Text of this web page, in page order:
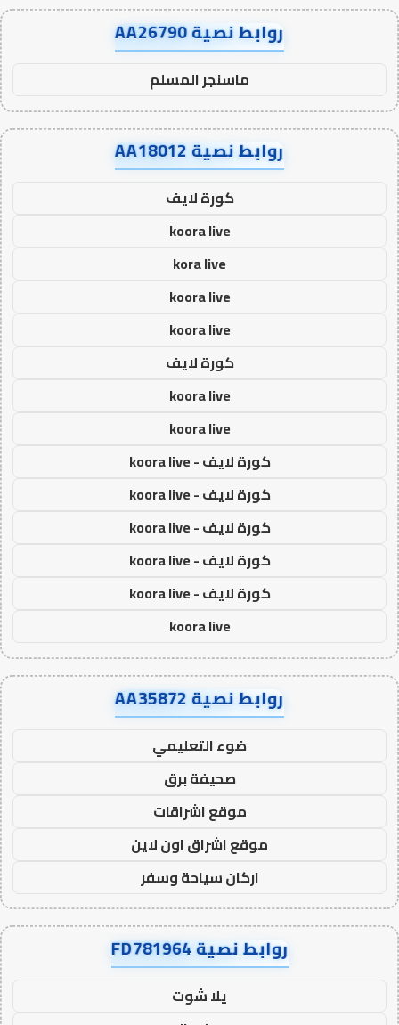
روابط نصية AA26790
ماسنجر المسلم
روابط نصية AA18012
كورة لايف
koora live
kora live
koora live
koora live
كورة لايف
koora live
koora live
كورة لايف - koora live
كورة لايف - koora live
كورة لايف - koora live
كورة لايف - koora live
كورة لايف - koora live
koora live
روابط نصية AA35872
ضوء التعليمي
صحيفة برق
موقع اشراقات
موقع اشراق اون لاين
اركان سياحة وسفر
روابط نصية FD781964
يلا شوت